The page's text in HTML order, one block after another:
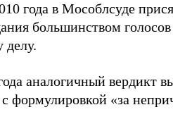
года в Мособлсуде
большинством голосов
делу.
аналогичный вердикт
формулировкой «за